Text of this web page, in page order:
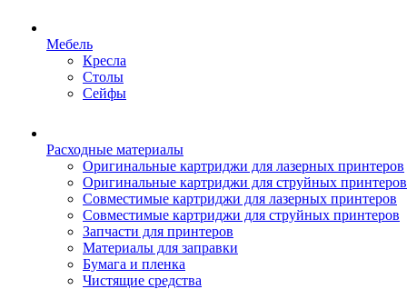
Мебель
Кресла
Столы
Сейфы
Расходные материалы
Оригинальные картриджи для лазерных принтеров
Оригинальные картриджи для струйных принтеров
Совместимые картриджи для лазерных принтеров
Совместимые картриджи для струйных принтеров
Запчасти для принтеров
Материалы для заправки
Бумага и пленка
Чистящие средства